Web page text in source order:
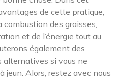
de cette pratique,
combustion des graisses,
et de l’énergie tout au
également des
alternatives si vous ne
jeun. Alors, restez avec nous